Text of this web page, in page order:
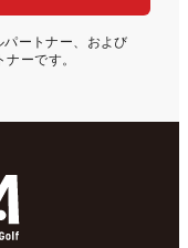
ートナー、および
ーです。